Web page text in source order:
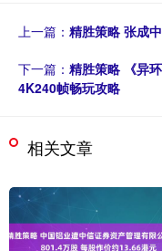
上一篇： 精胜策略 张成
下一篇： 精胜策略 《异
4K240帧畅玩攻略
相关文章